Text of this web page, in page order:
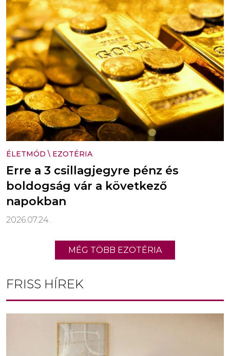
ÉLETMÓD \ EZOTÉRIA
Erre a 3 csillagjegyre pénz és
boldogság vár a következő
napokban
2026.07.24.
MÉG TÖBB EZOTÉRIA
FRISS HÍREK